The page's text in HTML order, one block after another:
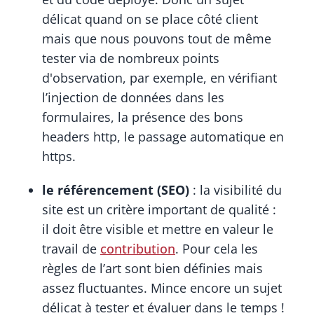
délicat quand on se place côté client
mais que nous pouvons tout de même
tester via de nombreux points
d'observation, par exemple, en vérifiant
l’injection de données dans les
formulaires, la présence des bons
headers http, le passage automatique en
https.
le référencement (SEO) : la visibilité du
site est un critère important de qualité :
il doit être visible et mettre en valeur le
travail de contribution. Pour cela les
règles de l’art sont bien définies mais
assez fluctuantes. Mince encore un sujet
délicat à tester et évaluer dans le temps !